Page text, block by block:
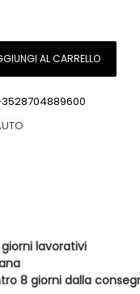
AL CARRELLO
lavorativi
8 giorni dalla